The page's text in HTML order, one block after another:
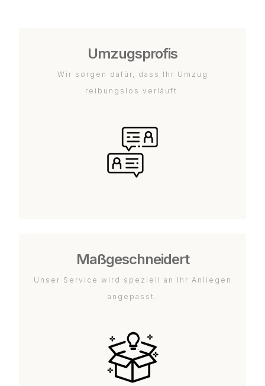
Umzugsprofis
Wir sorgen dafür, dass Ihr Umzug
reibungslos verläuft.
Maßgeschneidert
Unser Service wird speziell an Ihr Anliegen
angepasst.